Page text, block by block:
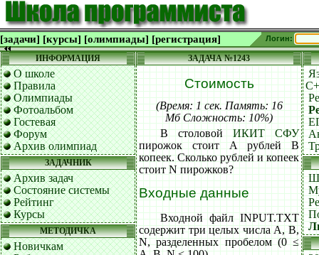
[задачи] [курсы] [олимпиады] [регистрация] Логин:
ИНФОРМАЦИЯ
О школе
Правила
Олимпиады
Фотоальбом
Гостевая
Форум
Архив олимпиад
ЗАДАЧНИК
Архив задач
Состояние системы
Рейтинг
Курсы
МЕТОДИЧКА
Новичкам
ЗАДАЧА №1243
Стоимость
(Время: 1 сек. Память: 16
Мб Сложность: 10%)
В столовойИКИТ СФУ
пирожок стоит A рублей B
копеек. Сколько рублей и копеек
стоит N пирожков?
Входные данные
Входной файл INPUT.TXT
содержит три целых числа A, B,
N, разделенных пробелом (0 ≤